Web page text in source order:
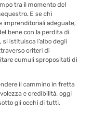
tra il momento del
E se chi
imprenditoriali adeguate,
bene con la perdita di
istituisca l’albo degli
criteri di
cumuli spropositati di
il cammino in fretta
e credibilità, oggi
gli occhi di tutti.